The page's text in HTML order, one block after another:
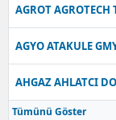
AGROT AGROTECH
AGYO ATAKULE
AHGAZ AHLATCI
Tümünü Göster